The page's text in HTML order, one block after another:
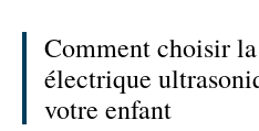
Comment choisir
électrique
votre enfant